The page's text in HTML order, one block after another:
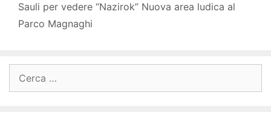
Sauli per vedere “Nazirok” Nuova area ludica al
Parco Magnaghi
per: